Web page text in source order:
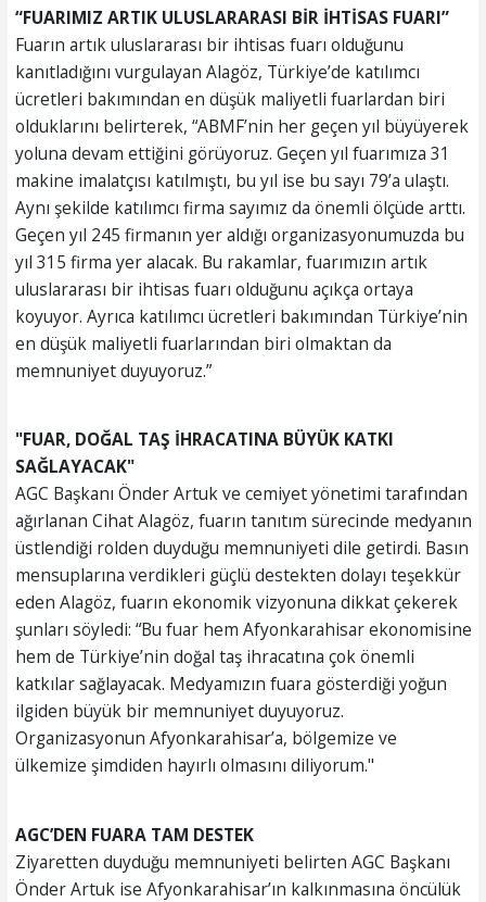
“FUARIMIZ ARTIK ULUSLARARASI BİR İHTİSAS FUARI”
Fuarın artık uluslararası bir ihtisas fuarı olduğunu
kanıtladığını vurgulayan Alagöz, Türkiye’de katılımcı
ücretleri bakımından en düşük maliyetli fuarlardan biri
olduklarını belirterek, “ABMF’nin her geçen yıl büyüyerek
yoluna devam ettiğini görüyoruz. Geçen yıl fuarımıza 31
makine imalatçısı katılmıştı, bu yıl ise bu sayı 79’a ulaştı.
Aynı şekilde katılımcı firma sayımız da önemli ölçüde arttı.
Geçen yıl 245 firmanın yer aldığı organizasyonumuzda bu
yıl 315 firma yer alacak. Bu rakamlar, fuarımızın artık
uluslararası bir ihtisas fuarı olduğunu açıkça ortaya
koyuyor. Ayrıca katılımcı ücretleri bakımından Türkiye’nin
en düşük maliyetli fuarlarından biri olmaktan da
memnuniyet duyuyoruz.”
"FUAR, DOĞAL TAŞ İHRACATINA BÜYÜK KATKI
SAĞLAYACAK"
AGC Başkanı Önder Artuk ve cemiyet yönetimi tarafından
ağırlanan Cihat Alagöz, fuarın tanıtım sürecinde medyanın
üstlendiği rolden duyduğu memnuniyeti dile getirdi. Basın
mensuplarına verdikleri güçlü destekten dolayı teşekkür
eden Alagöz, fuarın ekonomik vizyonuna dikkat çekerek
şunları söyledi: “Bu fuar hem Afyonkarahisar ekonomisine
hem de Türkiye’nin doğal taş ihracatına çok önemli
katkılar sağlayacak. Medyamızın fuara gösterdiği yoğun
ilgiden büyük bir memnuniyet duyuyoruz.
Organizasyonun Afyonkarahisar’a, bölgemize ve
ülkemize şimdiden hayırlı olmasını diliyorum."
AGC’DEN FUARA TAM DESTEK
Ziyaretten duyduğu memnuniyeti belirten AGC Başkanı
Önder Artuk ise Afyonkarahisar’ın kalkınmasına öncülük